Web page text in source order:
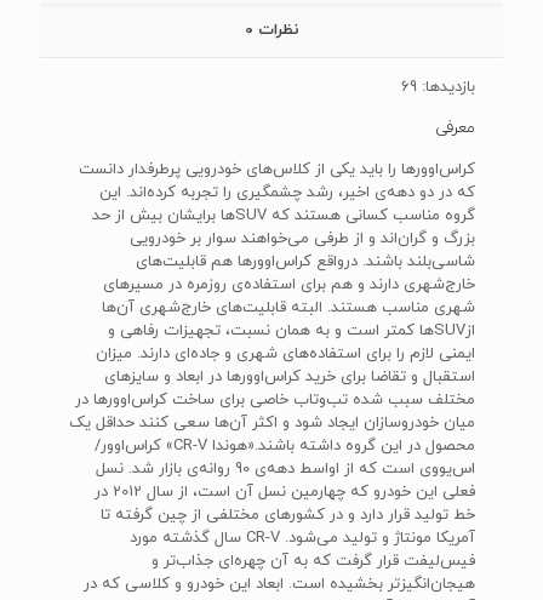
نظرات 0
بازدیدها: 69
معرفی
کراس‌اوورها را باید یکی از کلاس‌های خودرویی پرطرفدار دانست
که در دو دهه‌ی اخیر، رشد چشمگیری را تجربه کرده‌اند. این
گروه مناسب کسانی هستند که SUVها برایشان بیش از حد
بزرگ و گران‌اند و از طرفی می‌خواهند سوار بر خودرویی
شاسی‌بلند باشند. درواقع کراس‌اوور‌ها هم قابلیت‌های
خارج‌شهری دارند و هم برای استفاده‌ی روزمره در مسیرهای
شهری مناسب هستند. البته قابلیت‌های خارج‌شهری آن‌ها
ازSUVها کمتر است و به همان نسبت، تجهیزات رفاهی و
ایمنی لازم را برای استفاده‌های شهری و جاده‌ای دارند. میزان
استقبال و تقاضا برای خرید کراس‌اوورها در ابعاد و سایزهای
مختلف سبب شده تب‌وتاب خاصی برای ساخت کراس‌اوورها در
میان خودروسازان ایجاد شود و اکثر آن‌ها سعی کنند حداقل یک
محصول در این گروه داشته باشند.«هوندا CR-V» کراس‌اوور/
اس‌یو‌وی است که از اواسط دهه‌ی 90 روانه‌ی بازار شد. نسل
فعلی این خودرو که چهارمین نسل آن است، از سال 2012 در
خط تولید قرار دارد و در کشورهای مختلفی از چین گرفته تا
آمریکا مونتاژ و تولید می‌شود. CR-V سال گذشته مورد
فیس‌لیفت قرار گرفت که به آن چهره‌ای جذاب‌تر و
هیجان‌انگیزتر بخشیده است. ابعاد این خودرو و کلاسی که در